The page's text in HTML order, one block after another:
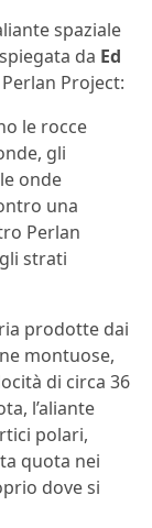
spaziale
da Ed
Project:
le rocce
gli
onde
una
Perlan
strati
prodotte dai
montuose,
di circa 36
l’aliante
polari,
quota nei
dove si